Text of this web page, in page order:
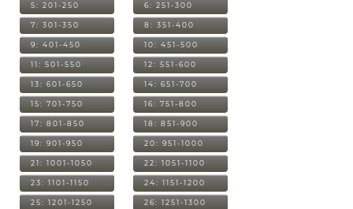
5: 201-250 6: 251-300
7: 301-350 8: 351-400
9: 401-450 10: 451-500
11: 501-550 12: 551-600
13: 601-650 14: 651-700
15: 701-750 16: 751-800
17: 801-850 18: 851-900
19: 901-950 20: 951-1000
21: 1001-1050 22: 1051-1100
23: 1101-1150 24: 1151-1200
25: 1201-1250 26: 1251-1300